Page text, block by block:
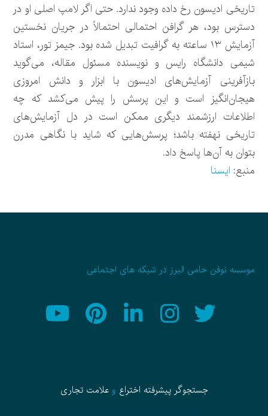
تاریخی ادیسون رخ داده وجود ندارد. حتی اگر لامپ اصلی او در
دسترس بود، هر گرافن احتمالی احتمالاً در جریان نخستین
آزمایش ۱۳ ساعته به گرافیت تبدیل شده بود. جیمز تور، استاد
شیمی دانشگاه رایس و نویسنده مسئول مقاله، می‌گوید
بازآفرینی آزمایش‌های ادیسون با ابزار و دانش امروزی
هیجان‌انگیز است و این پرسش را پیش می‌کشد که چه
اطلاعات ارزشمند دیگری ممکن است در دل آزمایش‌های
تاریخی نهفته باشد؛ پرسش‌هایی که شاید با نگاهی مدرن
بتوان به آن‌ها پاسخ داد.
منبع: ایسنا
موسسه نوفن حامی البرز در شبکه های اجتماعی
جستجوگر پیشرفته اختراع وعلامت تجاری